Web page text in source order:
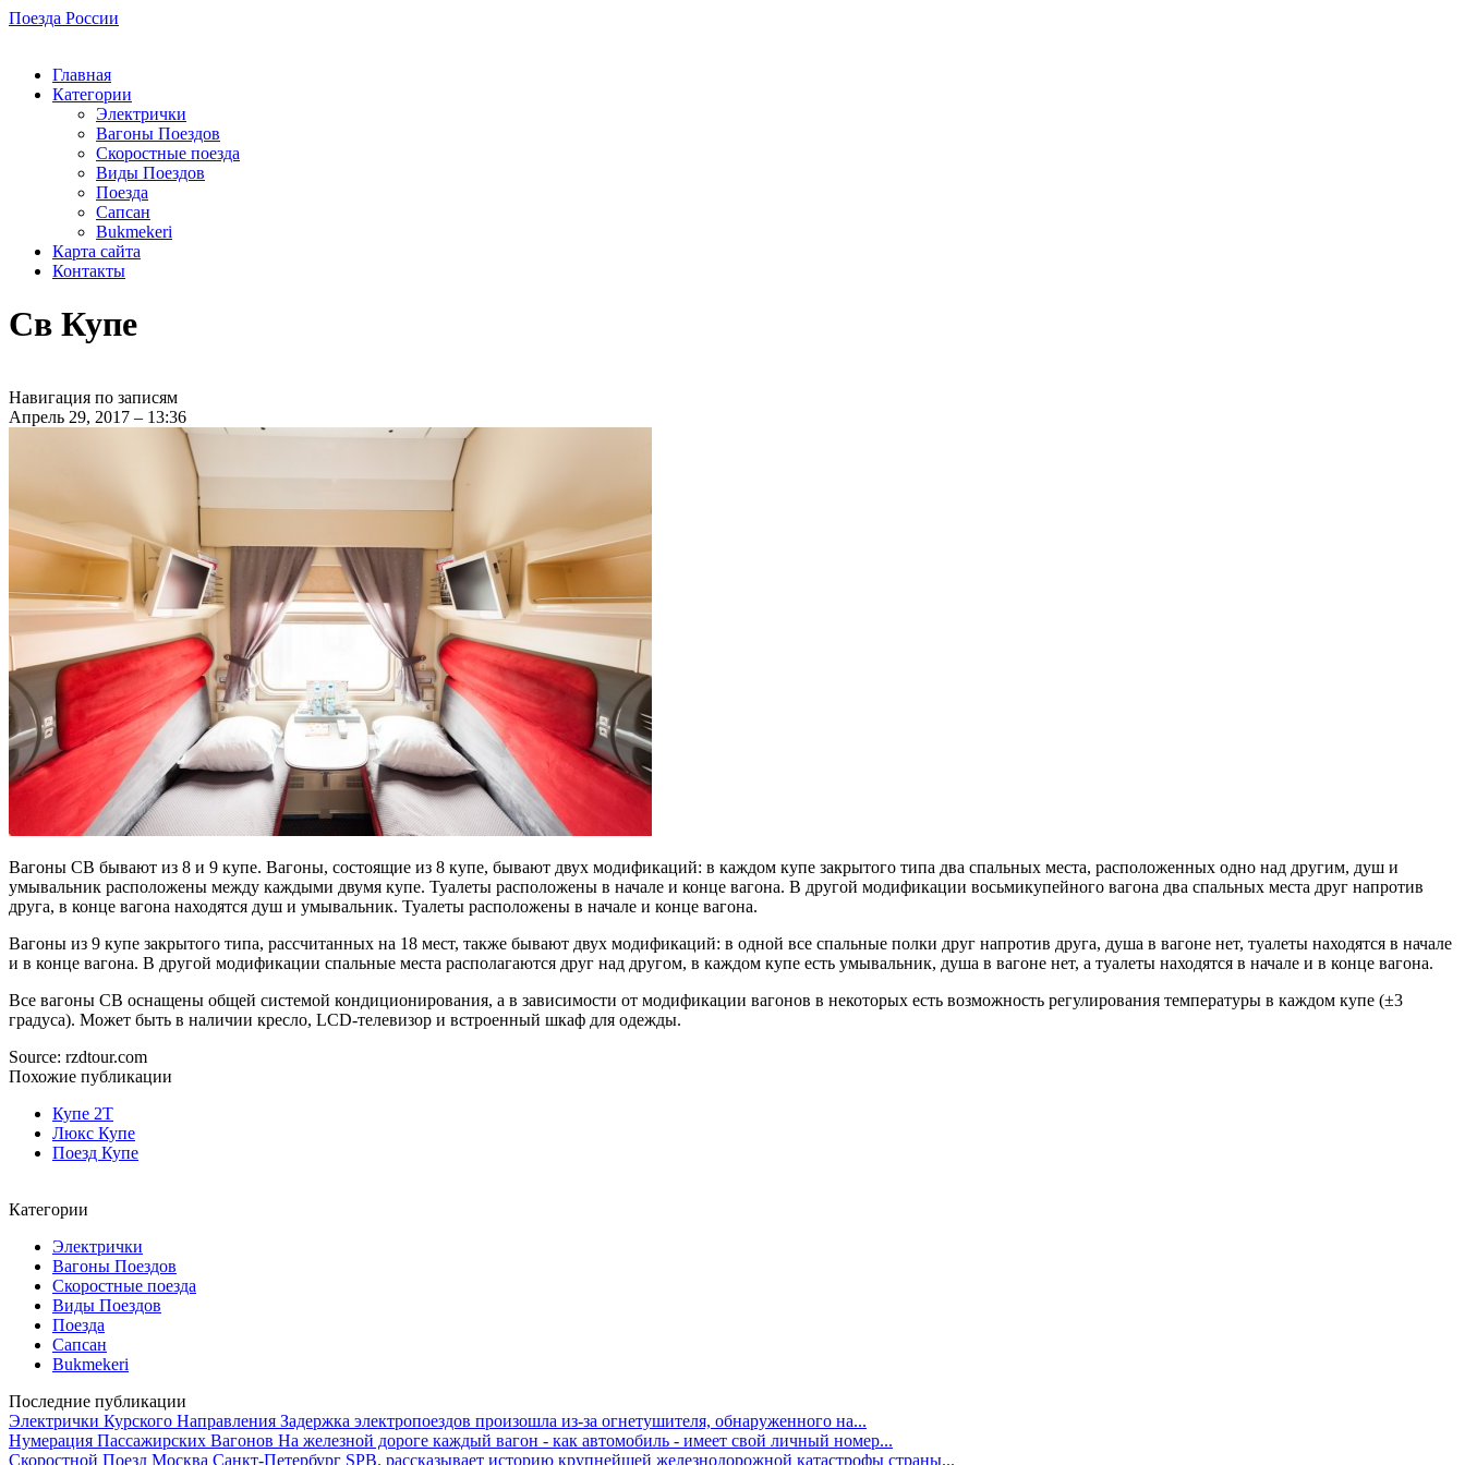
Поезда России
Главная
Категории
Электрички
Вагоны Поездов
Скоростные поезда
Виды Поездов
Поезда
Сапсан
Bukmekeri
Карта сайта
Контакты
Св Купе
Навигация по записям
Апрель 29, 2017 – 13:36
Вагоны СВ бывают из 8 и 9 купе. Вагоны, состоящие из 8 купе, бывают двух модификаций: в каждом купе закрытого типа два спальных места, расположенных одно над другим, душ и
умывальник расположены между каждыми двумя купе. Туалеты расположены в начале и конце вагона. В другой модификации восьмикупейного вагона два спальных места друг напротив
друга, в конце вагона находятся душ и умывальник. Туалеты расположены в начале и конце вагона.
Вагоны из 9 купе закрытого типа, рассчитанных на 18 мест, также бывают двух модификаций: в одной все спальные полки друг напротив друга, душа в вагоне нет, туалеты находятся в начале
и в конце вагона. В другой модификации спальные места располагаются друг над другом, в каждом купе есть умывальник, душа в вагоне нет, а туалеты находятся в начале и в конце вагона.
Все вагоны СВ оснащены общей системой кондиционирования, а в зависимости от модификации вагонов в некоторых есть возможность регулирования температуры в каждом купе (±3
градуса). Может быть в наличии кресло, LCD-телевизор и встроенный шкаф для одежды.
Source: rzdtour.com
Похожие публикации
Купе 2Т
Люкс Купе
Поезд Купе
Категории
Электрички
Вагоны Поездов
Скоростные поезда
Виды Поездов
Поезда
Сапсан
Bukmekeri
Последние публикации
Электрички Курского Направления Задержка электропоездов произошла из-за огнетушителя, обнаруженного на...
Нумерация Пассажирских Вагонов На железной дороге каждый вагон - как автомобиль - имеет свой личный номер...
Скоростной Поезд Москва Санкт-Петербург SPB. рассказывает историю крупнейшей железнодорожной катастрофы страны...